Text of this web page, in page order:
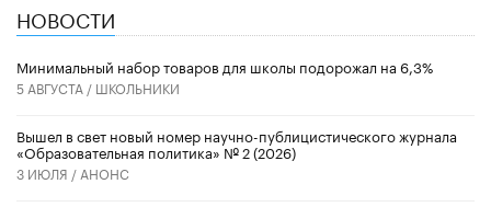
НОВОСТИ
Минимальный набор товаров для школы подорожал на 6,3%
5 АВГУСТА / ШКОЛЬНИКИ
Вышел в свет новый номер научно-публицистического журнала
«Образовательная политика» № 2 (2026)
3 ИЮЛЯ / АНОНС